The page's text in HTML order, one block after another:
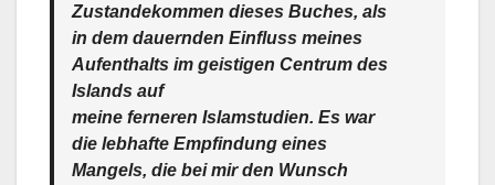
Zustandekommen dieses Buches, als
in dem dauernden Einfluss meines
Aufenthalts im geistigen Centrum des
Islands auf
meine ferneren Islamstudien. Es war
die lebhafte Empfindung eines
Mangels, die bei mir den Wunsch